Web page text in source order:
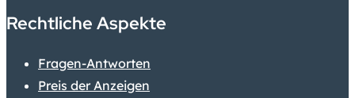
Rechtliche Aspekte
Fragen-Antworten
Preis der Anzeigen